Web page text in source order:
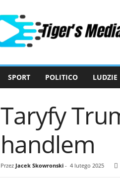
SPORT POLITICO LUDZIE
Taryfy
handlem
Przez Jacek Skowronski- 4 lutego 2025